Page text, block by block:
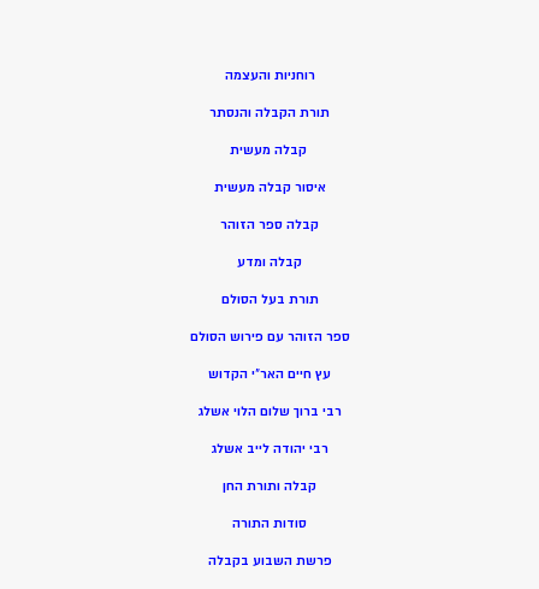
רוחניות והעצמה
תורת הקבלה והנסתר
קבלה מעשית
איסור קבלה מעשית
קבלה ספר הזוהר
קבלה ומדע
תורת בעל הסולם
ספר הזוהר עם פירוש הסולם
עץ חיים האר”י הקדוש
רבי ברוך שלום הלוי אשלג
רבי יהודה לייב אשלג
קבלה ותורת החן
סודות התורה
פרשת השבוע בקבלה